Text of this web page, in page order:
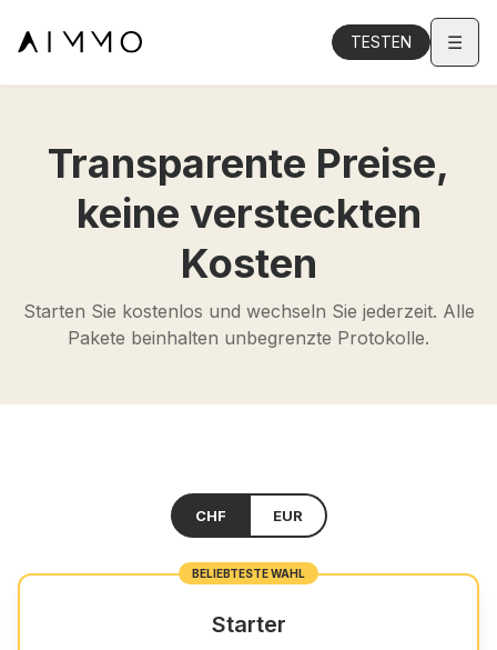
TESTEN ☰
Transparente Preise,
keine versteckten
Kosten
Starten Sie kostenlos und wechseln Sie jederzeit. Alle
Pakete beinhalten unbegrenzte Protokolle.
CHF EUR
BELIEBTESTE WAHL
Starter